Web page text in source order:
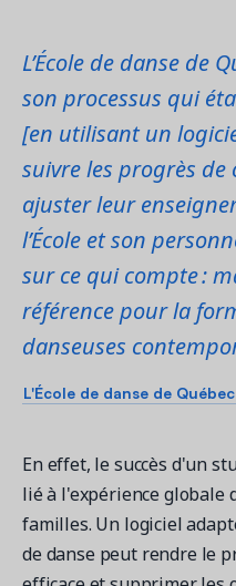
L’École de danse de
son processus qui
[en utilisant un
suivre les progrès de
ajuster leur
l’École et son
sur ce qui compte :
référence pour la
danseuses
L'École de danse de Québec
En effet, le succès d'un
lié à l'expérience globale
familles. Un logiciel
de danse peut rendre le